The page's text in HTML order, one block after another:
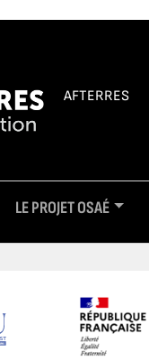
AFTERRES
LE PROJET OSAÉ